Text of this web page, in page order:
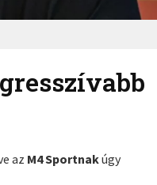
az M4 Sportnakúgy